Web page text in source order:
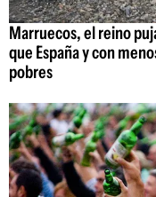
Marruecos, el reino
que España y con
pobres